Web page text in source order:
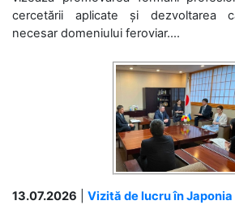
cercetării aplicate și dezvoltarea
necesar domeniului feroviar....
13.07.2026
Vizită de lucru în Japonia